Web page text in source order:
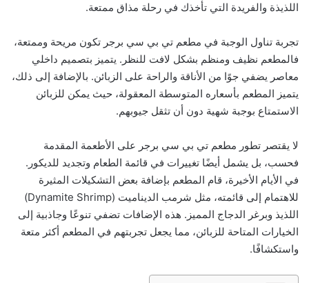
اللذيذة والفريدة التي تأخذك في رحلة مذاق ممتعة.
تجربة تناول الوجبة في مطعم تي بي سي برجر تكون مريحة وممتعة،
فالمطعم نظيف ومنظم بشكل لافت للنظر. يتميز بتصميم داخلي
معاصر يضفي جوًا من الأناقة والراحة على الزبائن. بالإضافة إلى ذلك،
يتميز المطعم بأسعاره المتوسطة المعقولة، حيث يمكن للزبائن
الاستمتاع بوجبة شهية دون أن تثقل جيوبهم.
لا يقتصر تطور مطعم تي بي سي برجر على الأطعمة المقدمة
فحسب، بل يشمل أيضًا تغييرات في قائمة الطعام وتجديد للديكور.
في الأيام الأخيرة، قام المطعم بإضافة بعض التشكيلات المثيرة
للاهتمام إلى قائمته، مثل شرمب الديناميت (Dynamite Shrimp)
اللذيذ وبرغر الدجاج المميز. هذه الإضافات تضفي تنوعًا وجاذبية إلى
الخيارات المتاحة للزبائن، مما يجعل تجربتهم في المطعم أكثر متعة
واستكشافًا.